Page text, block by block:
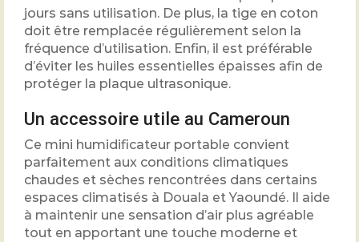
jours sans utilisation. De plus, la tige en coton
doit être remplacée régulièrement selon la
fréquence d’utilisation. Enfin, il est préférable
d’éviter les huiles essentielles épaisses afin de
protéger la plaque ultrasonique.
Un accessoire utile au Cameroun
Ce mini humidificateur portable convient
parfaitement aux conditions climatiques
chaudes et sèches rencontrées dans certains
espaces climatisés à Douala et Yaoundé. Il aide
à maintenir une sensation d’air plus agréable
tout en apportant une touche moderne et